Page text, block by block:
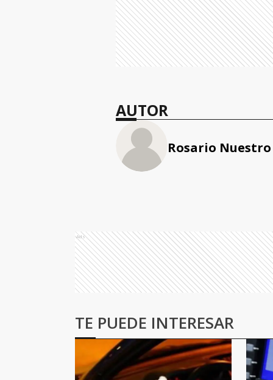
AUTOR
Rosario Nuestro
Ads
TE PUEDE INTERESAR